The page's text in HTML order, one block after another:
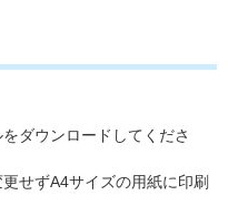
ダウンロードしてくださ
せずA4サイズの用紙に印刷